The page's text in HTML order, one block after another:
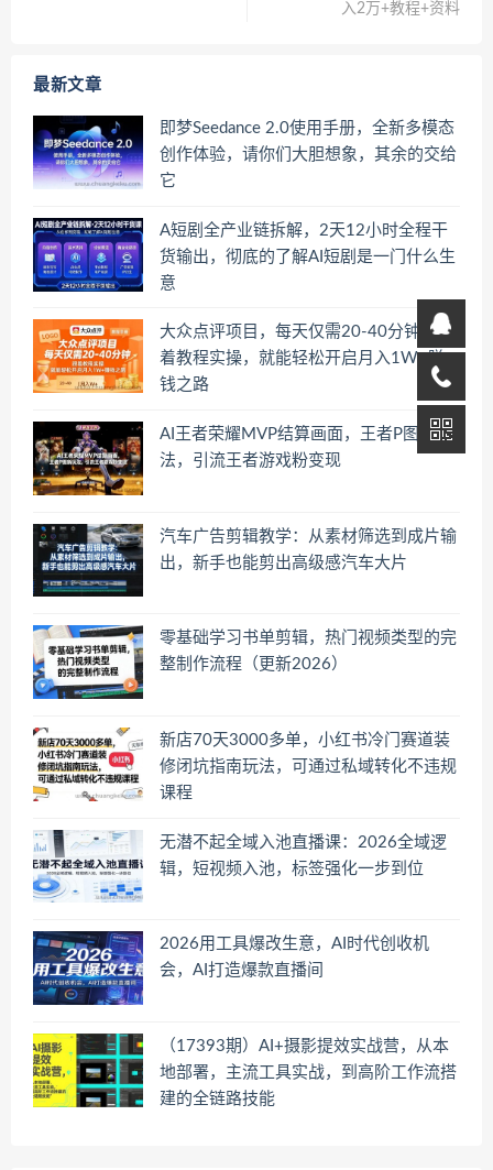
入2万+教程+资料
最新文章
即梦Seedance 2.0使用手册，全新多模态
创作体验，请你们大胆想象，其余的交给
它
A短剧全产业链拆解，2天12小时全程干
货输出，彻底的了解AI短剧是一门什么生
意
大众点评项目，每天仅需20-40分钟，跟
着教程实操，就能轻松开启月入1W+賺
钱之路
AI王者荣耀MVP结算画面，王者P图新玩
法，引流王者游戏粉变现
汽车广告剪辑教学：从素材筛选到成片输
出，新手也能剪出高级感汽车大片
零基础学习书单剪辑，热门视频类型的完
整制作流程（更新2026）
新店70天3000多单，小红书冷门赛道装
修闭坑指南玩法，可通过私域转化不违规
课程
无潜不起全域入池直播课：2026全域逻
辑，短视频入池，标签强化一步到位
2026用工具爆改生意，AI时代创收机
会，AI打造爆款直播间
（17393期）AI+摄影提效实战营，从本
地部署，主流工具实战，到高阶工作流搭
建的全链路技能